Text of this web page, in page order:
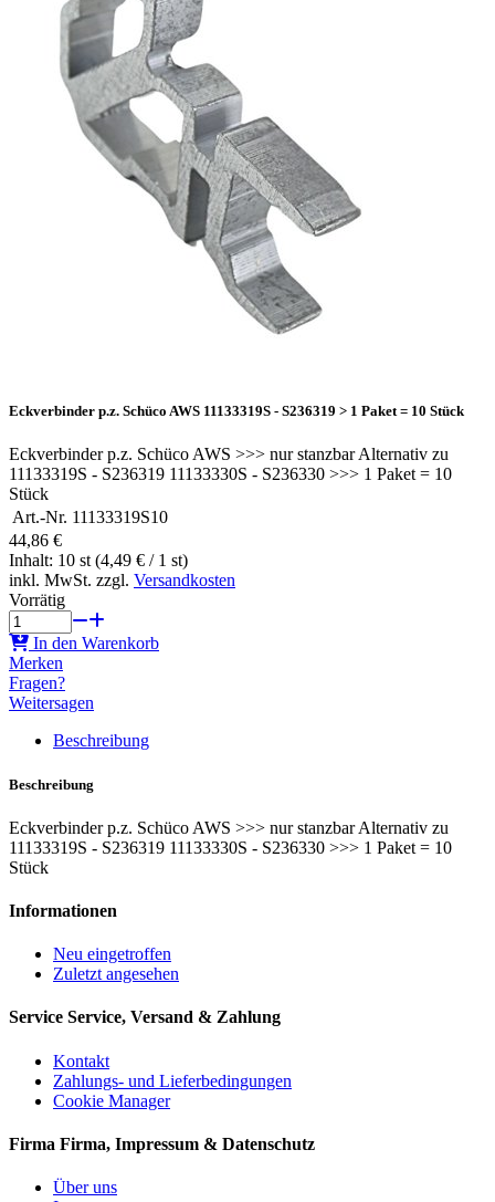
Eckverbinder p.z. Schüco AWS 11133319S - S236319 > 1 Paket = 10 Stück
Eckverbinder p.z. Schüco AWS >>> nur stanzbar Alternativ zu
11133319S - S236319 11133330S - S236330 >>> 1 Paket = 10
Stück
Art.-Nr. 11133319S10
44,86 €
Inhalt: 10 st (4,49 € / 1 st)
inkl. MwSt. zzgl. Versandkosten
Vorrätig
In den Warenkorb
Merken
Fragen?
Weitersagen
Beschreibung
Beschreibung
Eckverbinder p.z. Schüco AWS >>> nur stanzbar Alternativ zu
11133319S - S236319 11133330S - S236330 >>> 1 Paket = 10
Stück
Informationen
Neu eingetroffen
Zuletzt angesehen
Service Service, Versand & Zahlung
Kontakt
Zahlungs- und Lieferbedingungen
Cookie Manager
Firma Firma, Impressum & Datenschutz
Über uns